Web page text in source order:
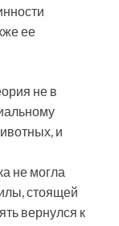
ее
не в
и
не могла
стоящей
вернулся к